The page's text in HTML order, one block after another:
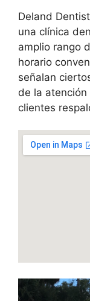
Deland
una clínica
amplio rango
horario
señalan
de la
clientes